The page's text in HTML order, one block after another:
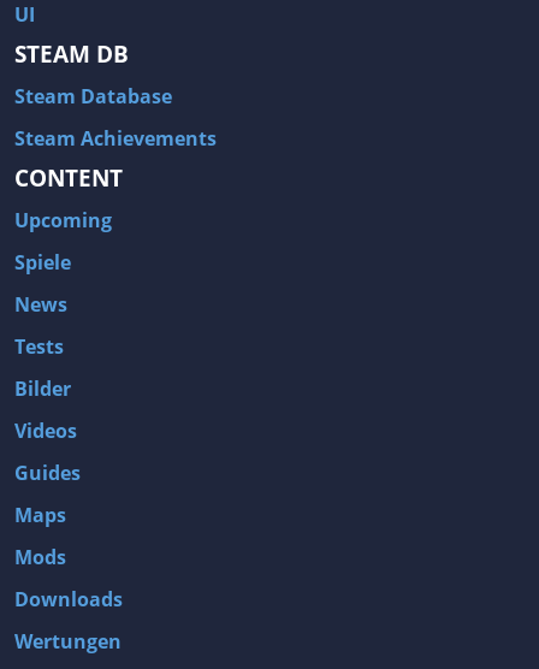
UI
STEAM DB
Steam Database
Steam Achievements
CONTENT
Upcoming
Spiele
News
Tests
Bilder
Videos
Guides
Maps
Mods
Downloads
Wertungen